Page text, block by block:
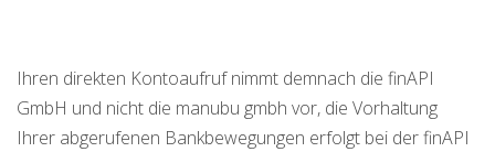
Ihren direkten Kontoaufruf nimmt demnach die finAPI
GmbH und nicht die manubu gmbh vor, die Vorhaltung
Ihrer abgerufenen Bankbewegungen erfolgt bei der finAPI